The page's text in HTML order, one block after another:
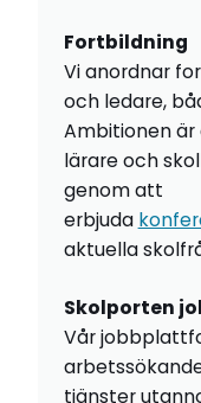
Fortbildning
Vi anordnar
och ledare,
Ambitionen
lärare och
genom att
erbjuda
aktuella
Skolporten
Vår
tjänster